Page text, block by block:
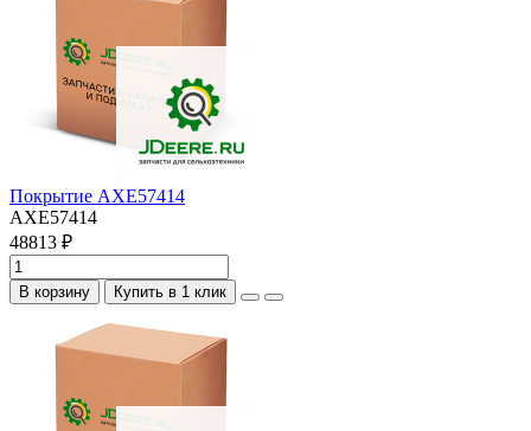
Покрытие AXE57414
AXE57414
48813 ₽
В корзину Купить в 1 клик